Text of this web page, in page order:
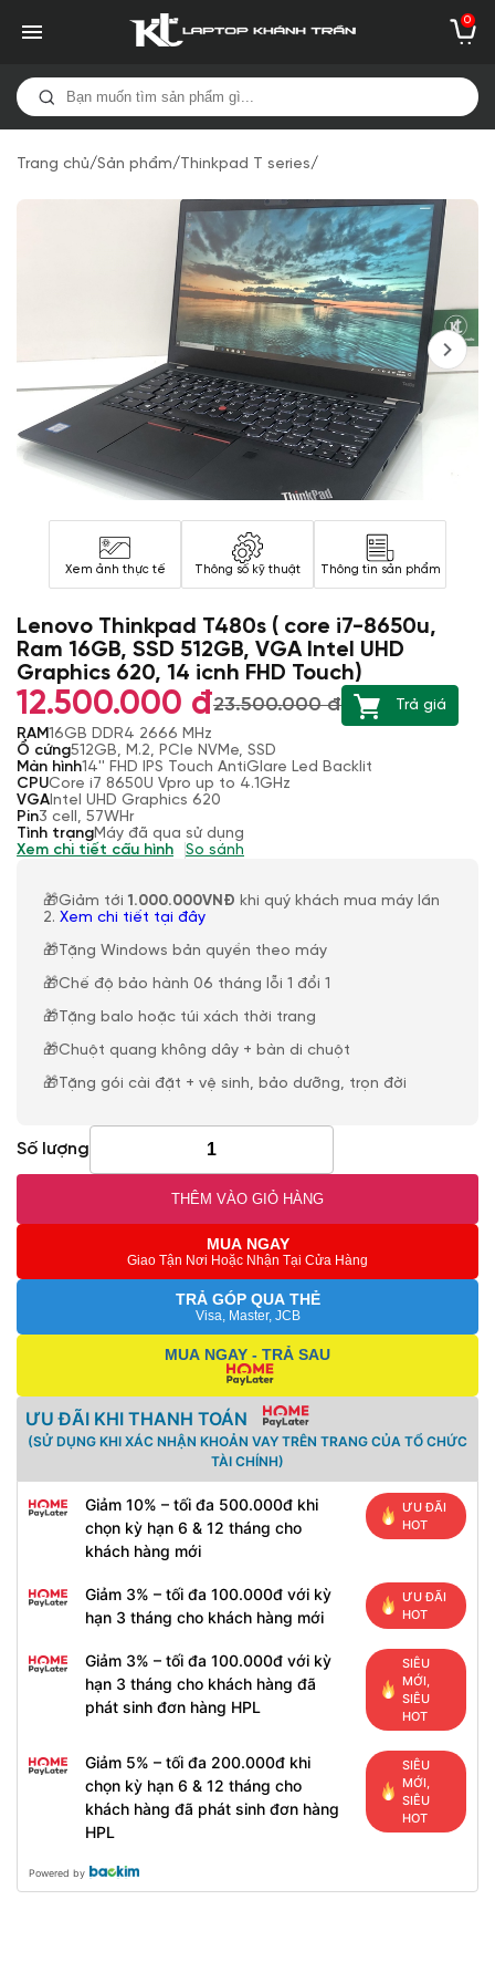
0
Trang chủ/Sản phẩm/Thinkpad T series/
Xem ảnh thực tế Thông số kỹ thuật Thông tin sản phẩm
Lenovo Thinkpad T480s ( core i7-8650u,
Ram 16GB, SSD 512GB, VGA Intel UHD
Graphics 620, 14 icnh FHD Touch)
12.500.000 đ23.500.000 đ
Trả giá
RAM16GB DDR4 2666 MHz
Ổ cứng512GB, M.2, PCIe NVMe, SSD
Màn hình14'' FHD IPS Touch AntiGlare Led Backlit
CPUCore i7 8650U Vpro up to 4.1GHz
VGA Intel UHD Graphics 620
Pin3 cell, 57WHr
Tình trạngMáy đã qua sử dụng
Xem chi tiết cấu hình
So sánh
🎁Giảm tới 1.000.000VNĐ khi quý khách mua máy lần
2. Xem chi tiết tại đây
🎁Tặng Windows bản quyền theo máy
🎁Chế độ bảo hành 06 tháng lỗi 1 đổi 1
🎁Tặng balo hoặc túi xách thời trang
🎁Chuột quang không dây + bàn di chuột
🎁Tặng gói cài đặt + vệ sinh, bảo dưỡng, trọn đời
Số lượng
THÊM VÀO GIỎ HÀNG
MUA NGAY
Giao Tận Nơi Hoặc Nhận Tại Cửa Hàng
TRẢ GÓP QUA THẺ
Visa, Master, JCB
MUA NGAY - TRẢ SAU
ƯU ĐÃI KHI THANH TOÁN
(SỬ DỤNG KHI XÁC NHẬN KHOẢN VAY TRÊN TRANG CỦA TỔ CHỨC
TÀI CHÍNH)
Giảm 10% – tối đa 500.000đ khi
chọn kỳ hạn 6 & 12 tháng cho
khách hàng mới
ƯU ĐÃI
HOT
Giảm 3% – tối đa 100.000đ với kỳ
hạn 3 tháng cho khách hàng mới
ƯU ĐÃI
HOT
Giảm 3% – tối đa 100.000đ với kỳ
hạn 3 tháng cho khách hàng đã
phát sinh đơn hàng HPL
SIÊU
MỚI,
SIÊU
HOT
Giảm 5% – tối đa 200.000đ khi
chọn kỳ hạn 6 & 12 tháng cho
khách hàng đã phát sinh đơn hàng
HPL
SIÊU
MỚI,
SIÊU
HOT
Powered by